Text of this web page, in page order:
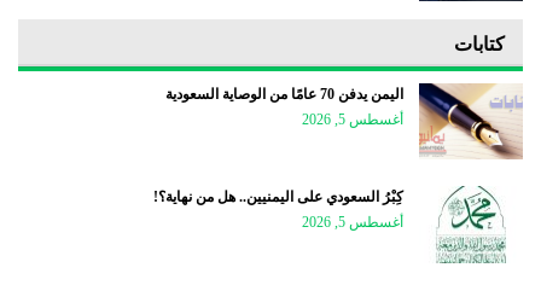
كتابات
اليمن يدفن 70 عامًا من الوصاية السعودية
أغسطس 5, 2026
كِبْرُ السعودي على اليمنيين.. هل من نهاية؟!
أغسطس 5, 2026